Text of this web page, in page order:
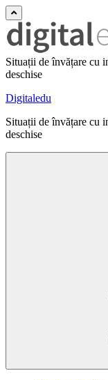
Situații de învățare cu
deschise
Digitaledu
Situații de învățare cu
deschise